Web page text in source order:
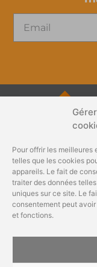
Pour offrir les meilleures
telles que les cookies
appareils. Le fait de
traiter des données
uniques sur ce site. Le
consentement peut
et fonctions.Abonnez-